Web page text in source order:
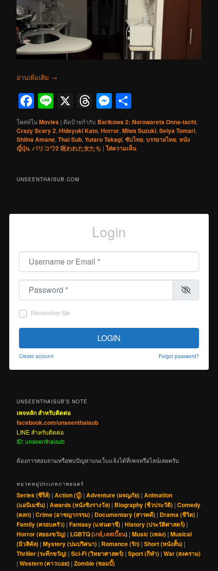
อ่านเพิ่มเติม →
Facebook
Line
X Threads
Messenger
โพสท์ในMovies | ติดป้ายกำกับ Barikowa 2: Norowareta Onna-tachi,
Crazy Scary 2,Hideyuki Kato,Horror,Miwa Suzuki,Seiya Tomari,
Shiina Amane,Thai Sub,Yutaro Takagi,ซับไทย,บรรยายไทย,หนัง
ญี่ปุ่น,バリコワ2 呪われた女たち |ใส่ความเห็น
UNSEENTHAISUB.COM
Login
Username or Email
Password
Remember Me
LOGIN
Create account Forgot password?
UNSEENTHAISUB’S NOTE
เพจหลัก สำหรับติดต่อ
facebook.com/unseenthaisub
LINE สำหรับติดต่อ
ID: unseenthaisub
ต้องการสอบถามหรือพบปัญหาบนเว็บแจ้งได้ที่เพจหรือไลน์เลยครับ
หมวดหมู่ประเภทภาพยนตร์
Series (ซีรีส์) |Action (บู๊) |Adventure (ผจญภัย) |Animation
(แอนิเมชัน) |Awards (หนังชิงรางวัล) | Biography (ชีวประวัติ) |Comedy
(ตลก) |Crime (อาชญากรรม) | Documentary (สารคดี) | Drama (ชีวิต) |
Family (ครอบครัว) |Fantasy (แฟนตาซี) |History (ประวัติศาสตร์) |
Horror (สยองขวัญ) | LGBTQ (เกย์,เลสเบี้ยน) |Music (เพลง) |Musical
(มิวสิคัล) |Mystery (ปมปริศนา) | Romance (รัก) |Short (หนังสั้น) |
Thriller (ระทึกขวัญ) |Sci-Fi (วิทยาศาสตร์) |Sport (กีฬา) |War (สงคราม)
|Western (คาวบอย) |Zombie (ซอมบี้)